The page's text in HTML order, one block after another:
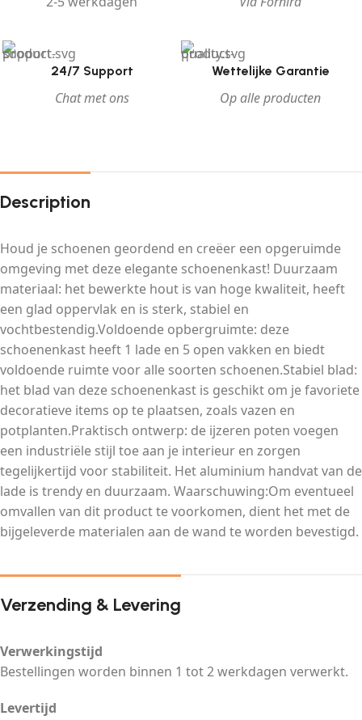
24/7 Support
Chat met ons
Wettelijke Garantie
Op alle producten
Description
Houd je schoenen geordend en creëer een opgeruimde
omgeving met deze elegante schoenenkast! Duurzaam
materiaal: het bewerkte hout is van hoge kwaliteit, heeft
een glad oppervlak en is sterk, stabiel en
vochtbestendig.Voldoende opbergruimte: deze
schoenenkast heeft 1 lade en 5 open vakken en biedt
voldoende ruimte voor alle soorten schoenen.Stabiel blad:
het blad van deze schoenenkast is geschikt om je favoriete
decoratieve items op te plaatsen, zoals vazen en
potplanten.Praktisch ontwerp: de ijzeren poten voegen
een industriële stijl toe aan je interieur en zorgen
tegelijkertijd voor stabiliteit. Het aluminium handvat van de
lade is trendy en duurzaam. Waarschuwing:Om eventueel
omvallen van dit product te voorkomen, dient het met de
bijgeleverde materialen aan de wand te worden bevestigd.
Verzending & Levering
Verwerkingstijd
Bestellingen worden binnen 1 tot 2 werkdagen verwerkt.
Levertijd